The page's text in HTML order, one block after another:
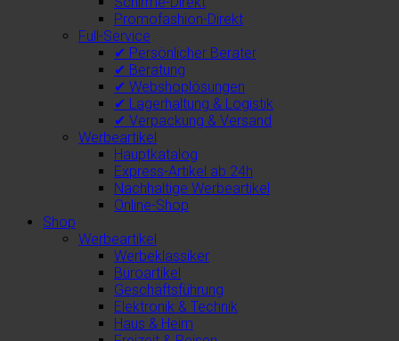
Promofashion-Direkt
Full-Service
✔ Persönlicher Berater
✔ Beratung
✔ Webshoplösungen
✔ Lagerhaltung & Logistik
✔ Verpackung & Versand
Werbeartikel
Hauptkatalog
Express-Artikel ab 24h
Nachhaltige Werbeartikel
Online-Shop
Shop
Werbeartikel
Werbeklassiker
Büroartikel
Geschäftsführung
Elektronik & Technik
Haus & Heim